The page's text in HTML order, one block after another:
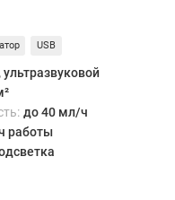
USB
до 40 мл/ч
работы